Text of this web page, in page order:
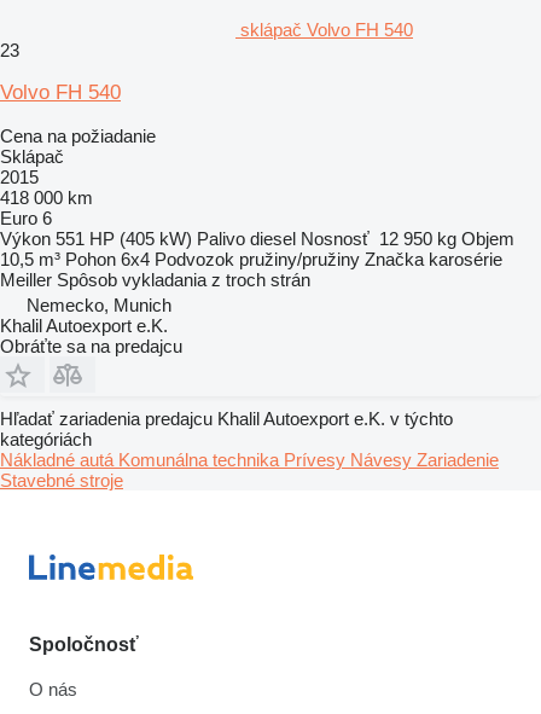
sklápač Volvo FH 540
23
Volvo FH 540
Cena na požiadanie
Sklápač
2015
418 000 km
Euro 6
Výkon 551 HP (405 kW) Palivo diesel Nosnosť 12 950 kg Objem
10,5 m³ Pohon 6x4 Podvozok pružiny/pružiny Značka karosérie
Meiller Spôsob vykladania z troch strán
Nemecko, Munich
Khalil Autoexport e.K.
Obráťte sa na predajcu
Hľadať zariadenia predajcu Khalil Autoexport e.K. v týchto
kategóriách
Nákladné autá Komunálna technika Prívesy Návesy Zariadenie
Stavebné stroje
Spoločnosť
O nás